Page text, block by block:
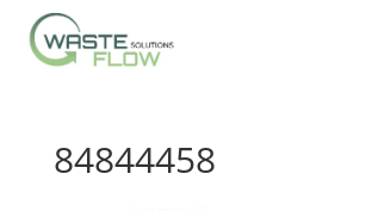
84844458